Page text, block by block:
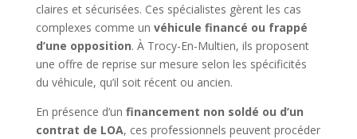
claires et sécurisées. Ces spécialistes gèrent les cas
complexes comme un véhicule financé ou frappé
d’une opposition. À Trocy-En-Multien, ils proposent
une offre de reprise sur mesure selon les spécificités
du véhicule, qu’il soit récent ou ancien.
En présence d’un financement non soldé ou d’un
contrat de LOA, ces professionnels peuvent procéder